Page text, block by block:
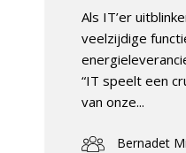
Als IT’er
veelzijdige
“IT speelt een
van onze...
Bernadet